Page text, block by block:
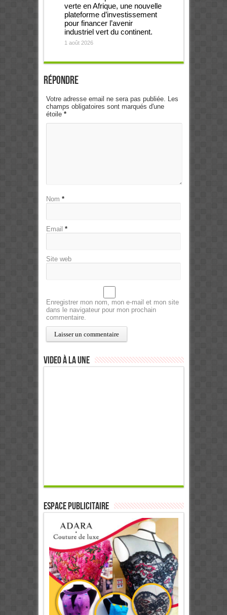
verte en Afrique, une nouvelle
plateforme d’investissement
pour financer l’avenir
industriel vert du continent.
1 août 2026
Répondre
Votre adresse email ne sera pas publiée. Les
champs obligatoires sont marqués d'une
étoile *
Nom *
Email *
Site web
Enregistrer mon nom, mon e-mail et mon site
dans le navigateur pour mon prochain
commentaire.
Video à la Une
ESPACE PUBLICITAIRE